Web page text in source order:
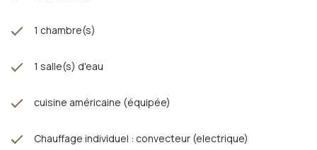
1 chambre(s)
1 salle(s) d'eau
cuisine américaine (équipée)
Chauffage individuel : convecteur (electrique)